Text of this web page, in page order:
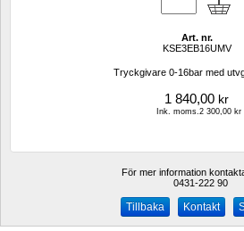
Art. nr.
KSE3EB16UMV
Tryckgivare 0-16bar med
1 840,00 kr
Ink. moms.2 300,00 kr
För mer information
0431-222 90
Kontakt